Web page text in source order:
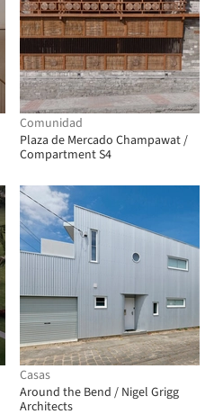
Comunidad
Plaza de Mercado Champawat /
Compartment S4
Casas
Around the Bend / Nigel Grigg
Architects